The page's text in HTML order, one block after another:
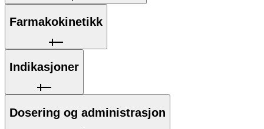
Farmakokinetikk
Indikasjoner
Dosering og administrasjon